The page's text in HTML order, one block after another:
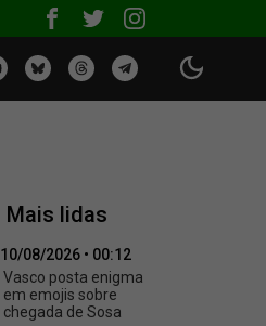
Mais lidas
10/08/2026 • 00:12
Vasco posta enigma
em emojis sobre
chegada de Sosa